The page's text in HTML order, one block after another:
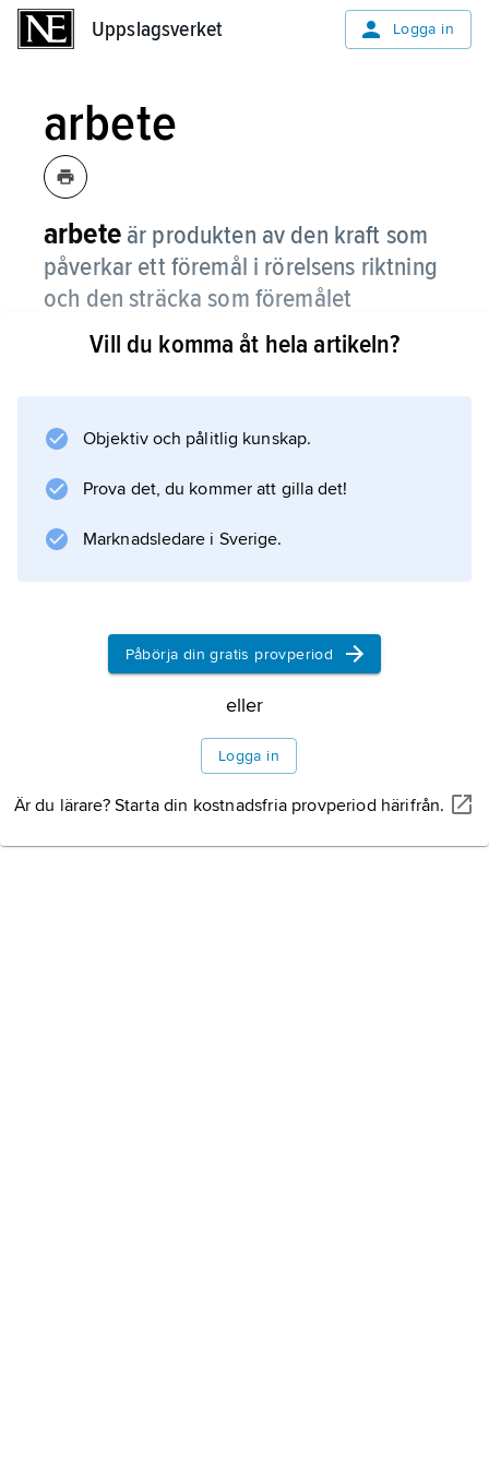
Uppslagsverket Logga in
arbete
arbete är produkten av den kraft som
påverkar ett föremål i rörelsens riktning
och den sträcka som föremålet
förflyttas.
Enheten för arbete
Vill du komma åt hela artikeln?
Objektiv och pålitlig kunskap.
Prova det, du kommer att gilla det!
Marknadsledare i Sverige.
Påbörja din gratis provperiod
eller
Logga in
Är du lärare? Starta din kostnadsfria provperiod härifrån.